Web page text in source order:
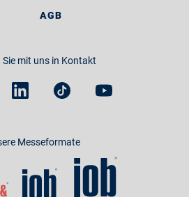
AGB
Sie mit uns in Kontakt
Messeformate